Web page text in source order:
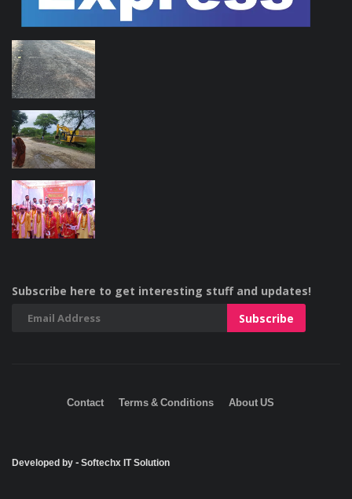
Subscribe here to get interesting stuff and updates!
Contact Terms & Conditions About US
Developed by - Softechx IT Solution